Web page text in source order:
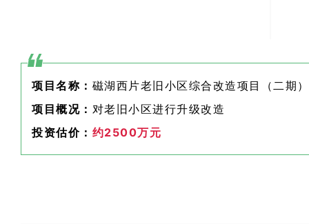
项目名称： 磁湖西片老旧小区综合改造项目（二期）
项目概况： 对老旧小区进行升级改造
投资估价： 约2500万元